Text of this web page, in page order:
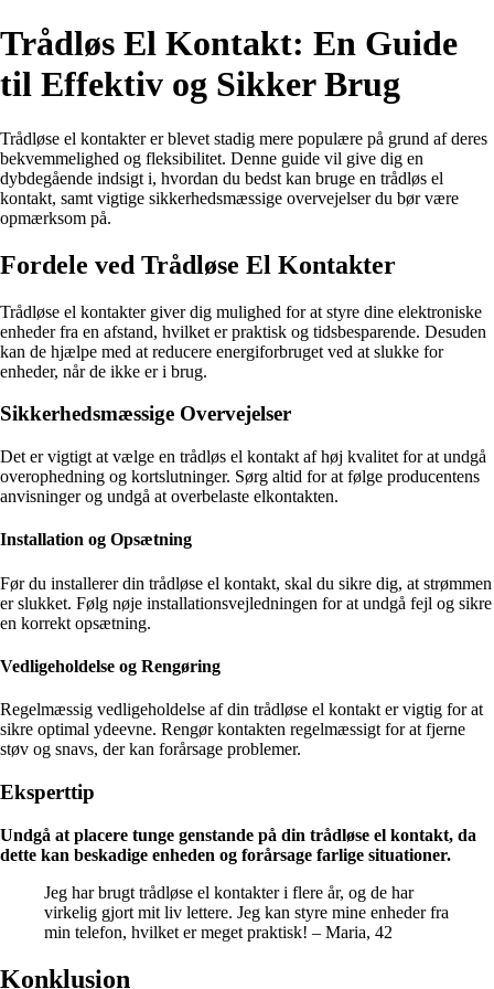
Trådløs El Kontakt: En Guide
til Effektiv og Sikker Brug
Trådløse el kontakter er blevet stadig mere populære på grund af deres
bekvemmelighed og fleksibilitet. Denne guide vil give dig en
dybdegående indsigt i, hvordan du bedst kan bruge en trådløs el
kontakt, samt vigtige sikkerhedsmæssige overvejelser du bør være
opmærksom på.
Fordele ved Trådløse El Kontakter
Trådløse el kontakter giver dig mulighed for at styre dine elektroniske
enheder fra en afstand, hvilket er praktisk og tidsbesparende. Desuden
kan de hjælpe med at reducere energiforbruget ved at slukke for
enheder, når de ikke er i brug.
Sikkerhedsmæssige Overvejelser
Det er vigtigt at vælge en trådløs el kontakt af høj kvalitet for at undgå
overophedning og kortslutninger. Sørg altid for at følge producentens
anvisninger og undgå at overbelaste elkontakten.
Installation og Opsætning
Før du installerer din trådløse el kontakt, skal du sikre dig, at strømmen
er slukket. Følg nøje installationsvejledningen for at undgå fejl og sikre
en korrekt opsætning.
Vedligeholdelse og Rengøring
Regelmæssig vedligeholdelse af din trådløse el kontakt er vigtig for at
sikre optimal ydeevne. Rengør kontakten regelmæssigt for at fjerne
støv og snavs, der kan forårsage problemer.
Eksperttip
Undgå at placere tunge genstande på din trådløse el kontakt, da
dette kan beskadige enheden og forårsage farlige situationer.
Jeg har brugt trådløse el kontakter i flere år, og de har
virkelig gjort mit liv lettere. Jeg kan styre mine enheder fra
min telefon, hvilket er meget praktisk! – Maria, 42
Konklusion